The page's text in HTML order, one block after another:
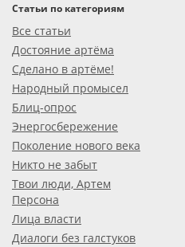
Статьи по категориям
Все статьи
Достояние артёма
Сделано в артёме!
Народный промысел
Блиц-опрос
Энергосбережение
Поколение нового века
Никто не забыт
Твои люди, Артем
Персона
Лица власти
Диалоги без галстуков